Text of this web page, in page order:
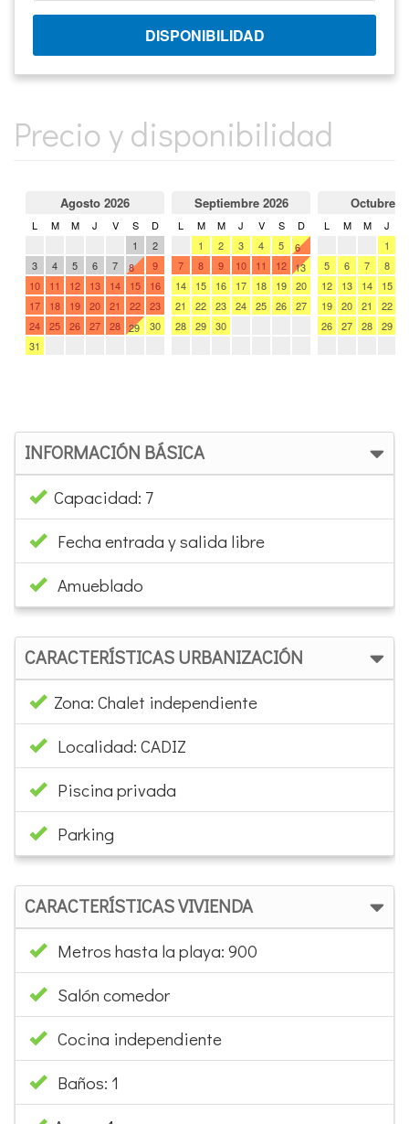
jugar al golf en cualquiera de sus 9 campos en el
VerOtros chaletsen La Barrosa y el Novo Sancti
Precio y disponibilidad
INFORMACIÓN BÁSICA
Capacidad: 7
Fecha entrada y salida libre
Amueblado
CARACTERÍSTICAS URBANIZACIÓN
Zona: Chalet independiente
Localidad: CADIZ
Piscina privada